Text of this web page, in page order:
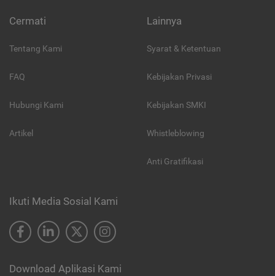
Cermati
Tentang Kami
FAQ
Hubungi Kami
Artikel
Lainnya
Syarat & Ketentuan
Kebijakan Privasi
Kebijakan SMKI
Whistleblowing
Anti Gratifikasi
Ikuti Media Sosial Kami
Download Aplikasi Kami